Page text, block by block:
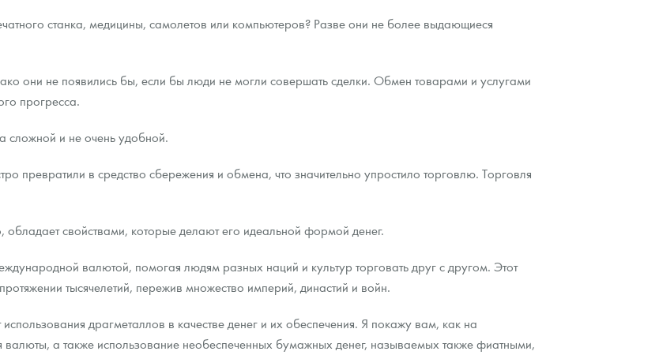
станка, медицины, самолетов или компьютеров? Разве они не более выдающиеся
они не появились бы, если бы люди не могли совершать сделки. Обмен товарами и услугами
прогресса.
сложной и не очень удобной.
превратили в средство сбережения и обмена, что значительно упростило торговлю. Торговля
свойствами, которые делают его идеальной формой денег.
валютой, помогая людям разных наций и культур торговать друг с другом. Этот
тысячелетий, пережив множество империй, династий и войн.
драгметаллов в качестве денег и их обеспечения. Я покажу вам, как на
валюты, а также использование необеспеченных бумажных денег, называемых также фиатными,